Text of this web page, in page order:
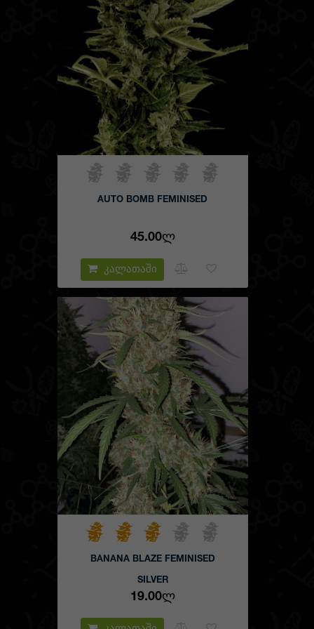
შერჩევაში, თავაზიანად უპასუხებენ კითხვებზე გამოცდილ
მწარმოებლებს, დაეხმარებიან სწორი არჩევანის გაკეთებაში
და შეკვეთის გაფორმებაში. ფემინიზირებული კანაფის
თესლების ყიდვა ხელმისაწვდომ ფასად უკვე რეალობა
გახდა საქართველოშიც. ჩვენ – Errors Seeds ვართ. ჩვენთან
თქვენ ყოველთვის მოგებული დარჩებით!
AUTO BOMB FEMINISED
45.00Ლ
კალათაში
BANANA BLAZE FEMINISED
SILVER
19.00Ლ